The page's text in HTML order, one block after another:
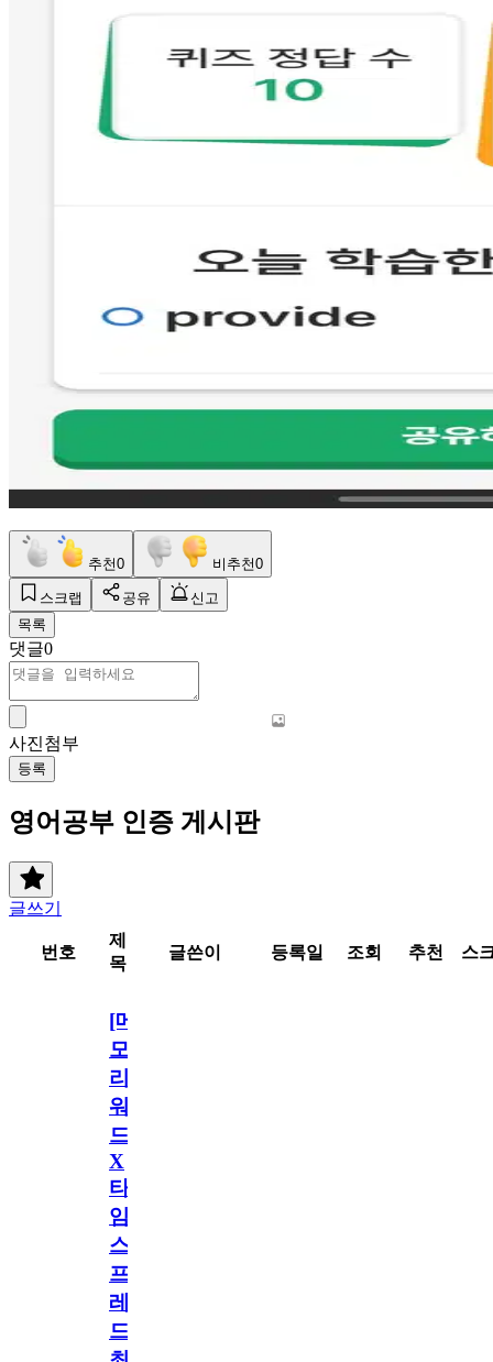
추천0 비추천0
스크랩 공유
신고
목록
댓글0
사진첨부
등록
영어공부 인증 게시판
글쓰기
번호
제
목
글쓴이 등록일 조회 추천 스
[메
모
리
워
드
X
타
임
스
프
레
드]